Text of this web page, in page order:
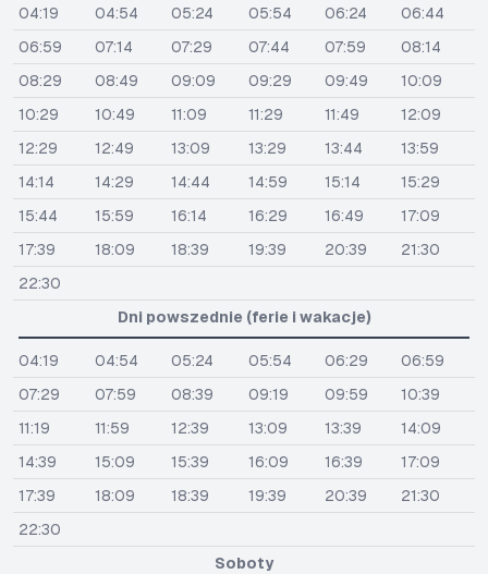
04:19 04:54 05:24 05:54 06:24
06:44
06:59
07:14 07:29 07:44 07:59
08:14
08:29
08:49 09:09 09:29 09:49
10:09
10:29
10:49 11:09 11:29 11:49
12:09
12:29
12:49 13:09 13:29 13:44
13:59
14:14
14:29 14:44 14:59 15:14
15:29
15:44
15:59 16:14 16:29 16:49
17:09
17:39
18:09 18:39 19:39 20:39
21:30
22:30
Dni powszednie (ferie i wakacje)
04:19 04:54 05:24 05:54 06:29
06:59
07:29
07:59 08:39 09:19 09:59
10:39
11:19
11:59 12:39 13:09 13:39
14:09
14:39
15:09 15:39 16:09 16:39
17:09
17:39
18:09 18:39 19:39 20:39
21:30
22:30
Soboty